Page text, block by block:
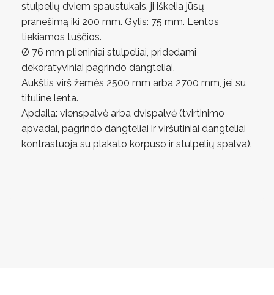
stulpelių dviem spaustukais, ji iškelia jūsų
pranešimą iki 200 mm. Gylis: 75 mm. Lentos
tiekiamos tuščios.
Ø 76 mm plieniniai stulpeliai, pridedami
dekoratyviniai pagrindo dangteliai.
Aukštis virš žemės 2500 mm arba 2700 mm, jei su
tituline lenta.
Apdaila: vienspalvė arba dvispalvė (tvirtinimo
apvadai, pagrindo dangteliai ir viršutiniai dangteliai
kontrastuoja su plakato korpuso ir stulpelių spalva).